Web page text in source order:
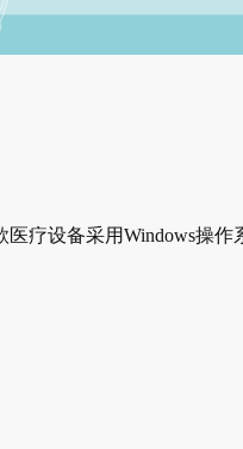
疗设备采用Windows操作